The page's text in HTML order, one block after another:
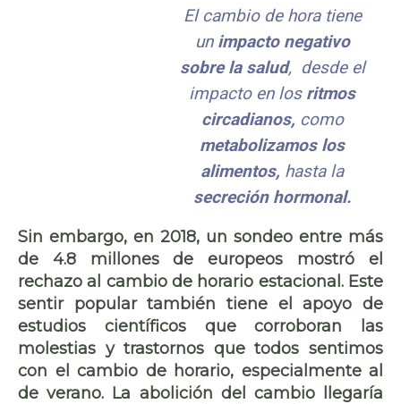
El cambio de hora tiene
un impacto negativo
sobre la salud, desde el
impacto en los ritmos
circadianos, como
metabolizamos los
alimentos, hasta la
secreción hormonal.
Sin embargo, en 2018, un sondeo entre más
de 4.8 millones de europeos mostró el
rechazo al cambio de horario estacional . Este
sentir popular también tiene el apoyo de
estudios científicos que corroboran las
molestias y trastornos que todos sentimos
con el cambio de horario, especialmente al
de verano. La abolición del cambio llegaría